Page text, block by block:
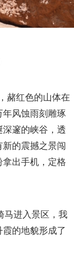
赭红色的山体在
风蚀雨刻雕琢
邃的峡谷，透
的震撼之景闯
拿出手机，定格
马进入景区，我
的地貌形成了